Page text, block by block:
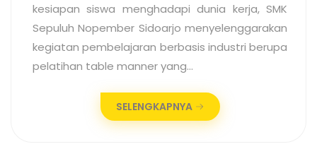
kesiapan siswa menghadapi dunia kerja, SMK
Sepuluh Nopember Sidoarjo menyelenggarakan
kegiatan pembelajaran berbasis industri berupa
pelatihan table manner yang…
SELENGKAPNYA